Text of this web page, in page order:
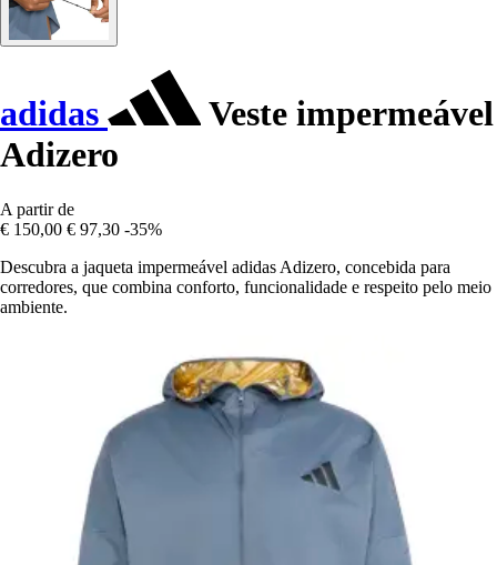
adidas
Veste impermeável
Adizero
A partir de
€ 150,00 € 97,30 -35%
Descubra a jaqueta impermeável adidas Adizero, concebida para
corredores, que combina conforto, funcionalidade e respeito pelo meio
ambiente.